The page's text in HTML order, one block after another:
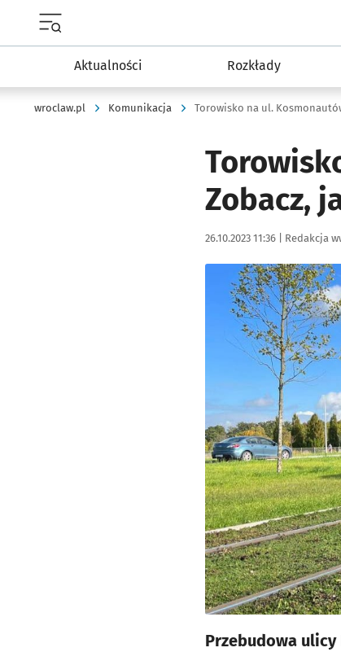
Aktualności Rozkłady
wroclaw.pl Komunikacja Torowisko na ul.
Zobacz,
Data publikacji:
26.10.2023 11:36 | Autor:
Redakcja
Kliknij, aby powiększyć
Przebudowa